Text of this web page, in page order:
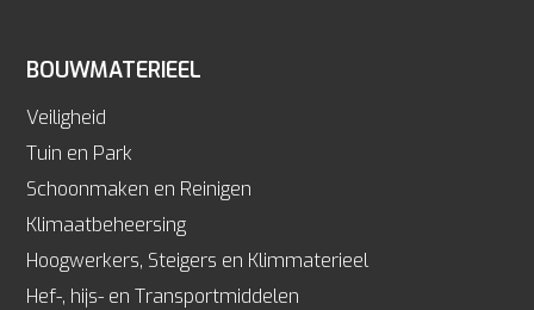
BOUWMATERIEEL
Veiligheid
Tuin en Park
Schoonmaken en Reinigen
Klimaatbeheersing
Hoogwerkers, Steigers en Klimmaterieel
Hef-, hijs- en Transportmiddelen